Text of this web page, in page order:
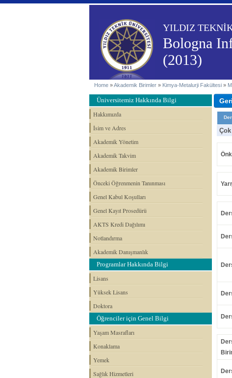
YILDIZ
Bologna
(2013)
Home »Akademik Birimler » Kimya-Metalurji Fakültesi »
Üniversitemiz Hakkında Bilgi
Hakkımızda
İsim ve Adres
Akademik Yönetim
Akademik Takvim
Akademik Birimler
Önceki Öğrenmenin Tanınması
Genel Kabul Koşulları
Genel Kayıt Prosedürü
AKTS Kredi Dağılımı
Notlandırma
Akademik Danışmanlık
Programlar Hakkında Bilgi
Lisans
Yüksek Lisans
Doktora
Öğrenciler için Genel Bilgi
Yaşam Masrafları
Konaklama
Yemek
Sağlık Hizmetleri